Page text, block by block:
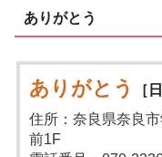
ありがとう
ありがとう
［
住所：奈良県奈良
前1F